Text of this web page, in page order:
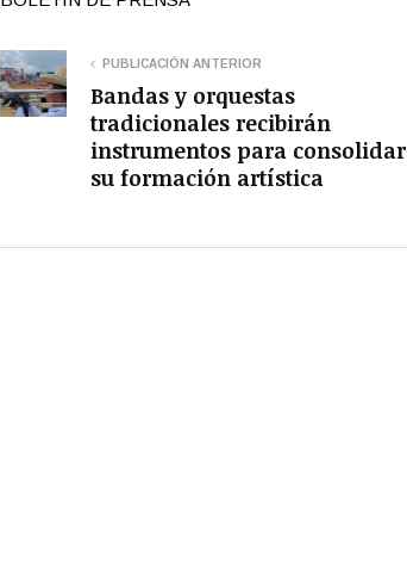
PUBLICACIÓN ANTERIOR
Bandas y orquestas
tradicionales recibirán
instrumentos para consolidar
su formación artística